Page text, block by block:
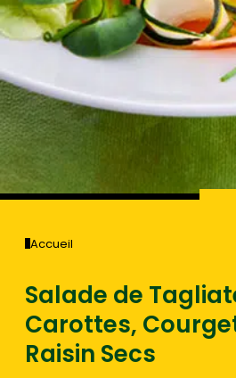
Accueil
Salade de
Carottes,
Raisin Secs